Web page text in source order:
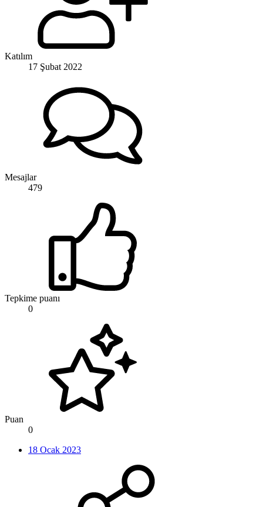
Katılım
17 Şubat 2022
Mesajlar
479
Tepkime puanı
0
Puan
0
18 Ocak 2023